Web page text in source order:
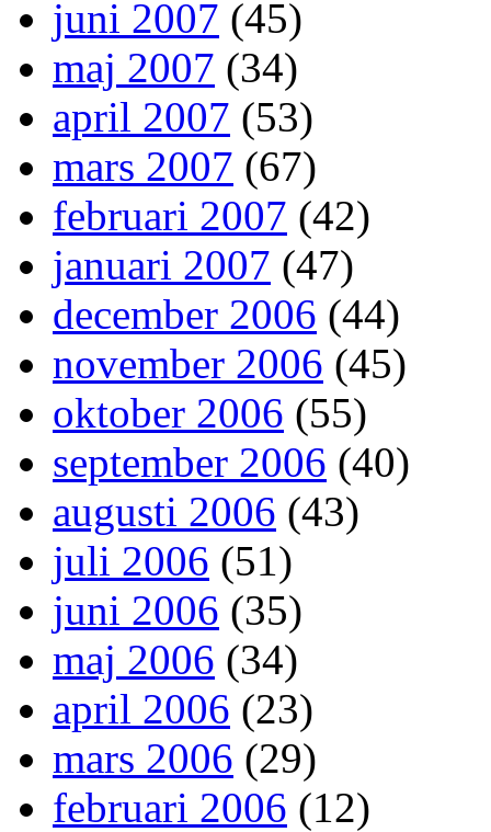
juni 2007 (45)
maj 2007 (34)
april 2007 (53)
mars 2007 (67)
februari 2007 (42)
januari 2007 (47)
december 2006 (44)
november 2006 (45)
oktober 2006 (55)
september 2006 (40)
augusti 2006 (43)
juli 2006 (51)
juni 2006 (35)
maj 2006 (34)
april 2006 (23)
mars 2006 (29)
februari 2006 (12)